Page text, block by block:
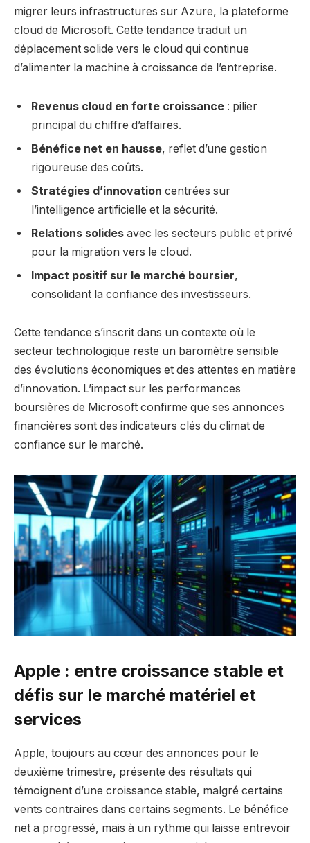
migrer leurs infrastructures sur Azure, la plateforme
cloud de Microsoft. Cette tendance traduit un
déplacement solide vers le cloud qui continue
d’alimenter la machine à croissance de l’entreprise.
Revenus cloud en forte croissance : pilier
principal du chiffre d’affaires.
Bénéfice net en hausse, reflet d’une gestion
rigoureuse des coûts.
Stratégies d’innovation centrées sur
l’intelligence artificielle et la sécurité.
Relations solides avec les secteurs public et privé
pour la migration vers le cloud.
Impact positif sur le marché boursier,
consolidant la confiance des investisseurs.
Cette tendance s’inscrit dans un contexte où le
secteur technologique reste un baromètre sensible
des évolutions économiques et des attentes en matière
d’innovation. L’impact sur les performances
boursières de Microsoft confirme que ses annonces
financières sont des indicateurs clés du climat de
confiance sur le marché.
Apple : entre croissance stable et
défis sur le marché matériel et
services
Apple, toujours au cœur des annonces pour le
deuxième trimestre, présente des résultats qui
témoignent d’une croissance stable, malgré certains
vents contraires dans certains segments. Le bénéfice
net a progressé, mais à un rythme qui laisse entrevoir